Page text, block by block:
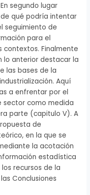
segundo lugar
qué podría intentar
seguimiento de
para el
Finalmente
lo anterior destacar la
las bases de la
Aquí
a enfrentar por el
sector como medida
parte (capitulo V). A
de
en la que se
la acotación
estadística
recursos de la
Conclusiones